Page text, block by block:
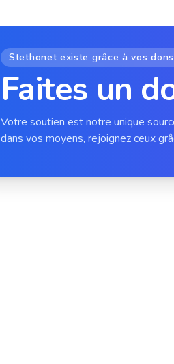
Stethonet existe grâce à vos
Faites un
Votre soutien est notre unique
dans vos moyens, rejoignez ceux